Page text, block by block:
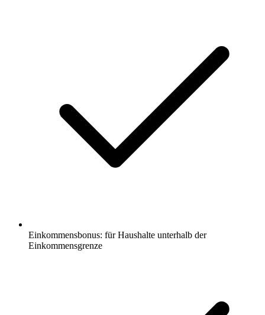
Einkommensbonus: für Haushalte unterhalb der
Einkommensgrenze